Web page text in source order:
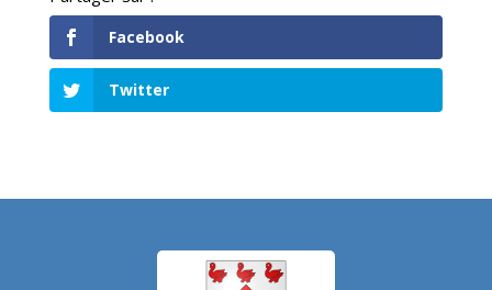
Facebook
Twitter